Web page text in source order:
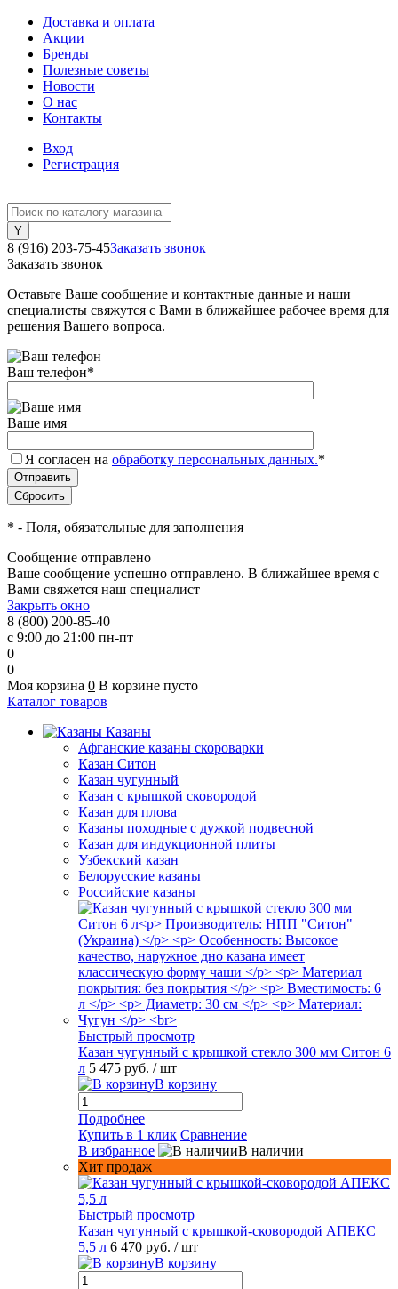
Доставка и оплата
Акции
Бренды
Полезные советы
Новости
О нас
Контакты
Вход
Регистрация
8 (916) 203-75-45Заказать звонок
Заказать звонок
Оставьте Ваше сообщение и контактные данные и наши
специалисты свяжутся с Вами в ближайшее рабочее время для
решения Вашего вопроса.
Ваш телефон*
Ваше имя
Я согласен на обработку персональных данных.*
* - Поля, обязательные для заполнения
Сообщение отправлено
Ваше сообщение успешно отправлено. В ближайшее время с
Вами свяжется наш специалист
Закрыть окно
8 (800) 200-85-40
с 9:00 до 21:00 пн-пт
0
0
Моя корзина 0 В корзине пусто
Каталог товаров
Казаны
Афганские казаны скороварки
Казан Ситон
Казан чугунный
Казан с крышкой сковородой
Казан для плова
Казаны походные с дужкой подвесной
Казан для индукционной плиты
Узбекский казан
Белорусские казаны
Российские казаны
Быстрый просмотр
Казан чугунный с крышкой стекло 300 мм Ситон 6
л 5 475 руб. / шт
В корзину
Подробнее
Купить в 1 клик Сравнение
В избранное
В наличии
Хит продаж
Быстрый просмотр
Казан чугунный с крышкой-сковородой АПЕКС
5,5 л 6 470 руб. / шт
В корзину